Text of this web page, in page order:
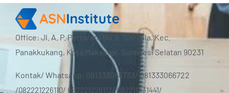
Office: Jl. A. P. Pettarani No.9, Sinrijala, Kec.
Panakkukang, Kota Makassar, Sulawesi Selatan 90231
Kontak/ Whatsapp: 081333066733/ 081333066722
/082221226110/ 082221226112/ 082211331441/